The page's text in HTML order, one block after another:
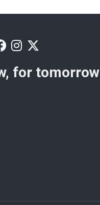
for tomorrow